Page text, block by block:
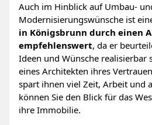
Auch im Hinblick auf Umbau-
Modernisierungswünsche ist
in Königsbrunn durch einen
empfehlenswert, da er
Ideen und Wünsche realisierbar
eines Architekten ihres
spart ihnen viel Zeit, Arbeit und
können Sie den Blick für das
ihre Immobilie.